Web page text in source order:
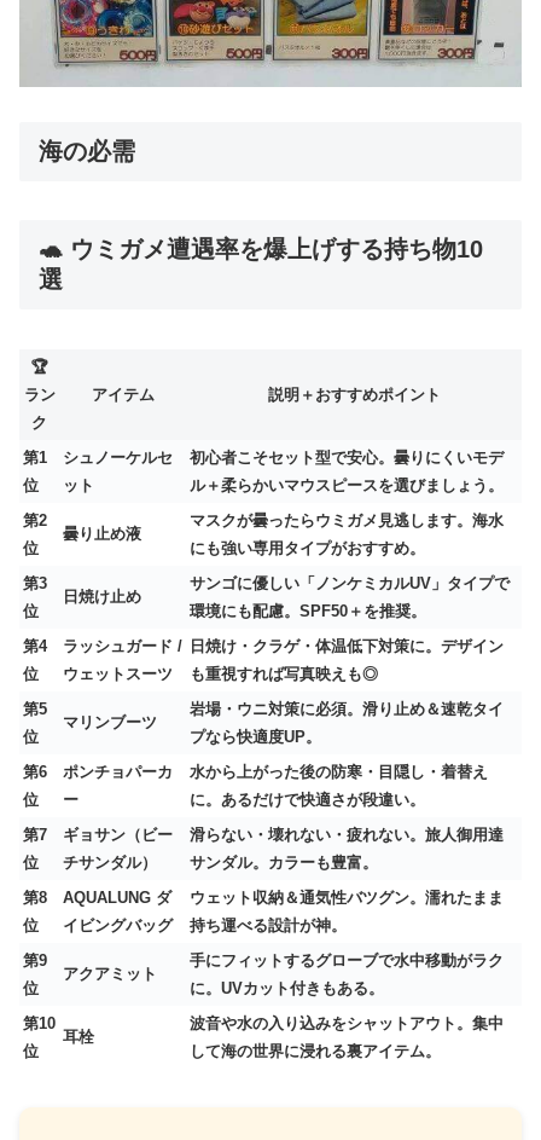
海の必需
🐢 ウミガメ遭遇率を爆上げする持ち物10
選
🏆
ラン
ク
アイテム 説明＋おすすめポイント
第1
位
シュノーケルセ
ット
初心者こそセット型で安心。曇りにくいモデ
ル＋柔らかいマウスピースを選びましょう。
第2
位
曇り止め液
マスクが曇ったらウミガメ見逃します。海水
にも強い専用タイプがおすすめ。
第3
位
日焼け止め
サンゴに優しい「ノンケミカルUV」タイプで
環境にも配慮。SPF50＋を推奨。
第4
位
ラッシュガード /
ウェットスーツ
日焼け・クラゲ・体温低下対策に。デザイン
も重視すれば写真映えも◎
第5
位
マリンブーツ
岩場・ウニ対策に必須。滑り止め＆速乾タイ
プなら快適度UP。
第6
位
ポンチョパーカ
ー
水から上がった後の防寒・目隠し・着替え
に。あるだけで快適さが段違い。
第7
位
ギョサン（ビー
チサンダル）
滑らない・壊れない・疲れない。旅人御用達
サンダル。カラーも豊富。
第8
位
AQUALUNG ダ
イビングバッグ
ウェット収納＆通気性バツグン。濡れたまま
持ち運べる設計が神。
第9
位
アクアミット
手にフィットするグローブで水中移動がラク
に。UVカット付きもある。
第10
位
耳栓
波音や水の入り込みをシャットアウト。集中
して海の世界に浸れる裏アイテム。